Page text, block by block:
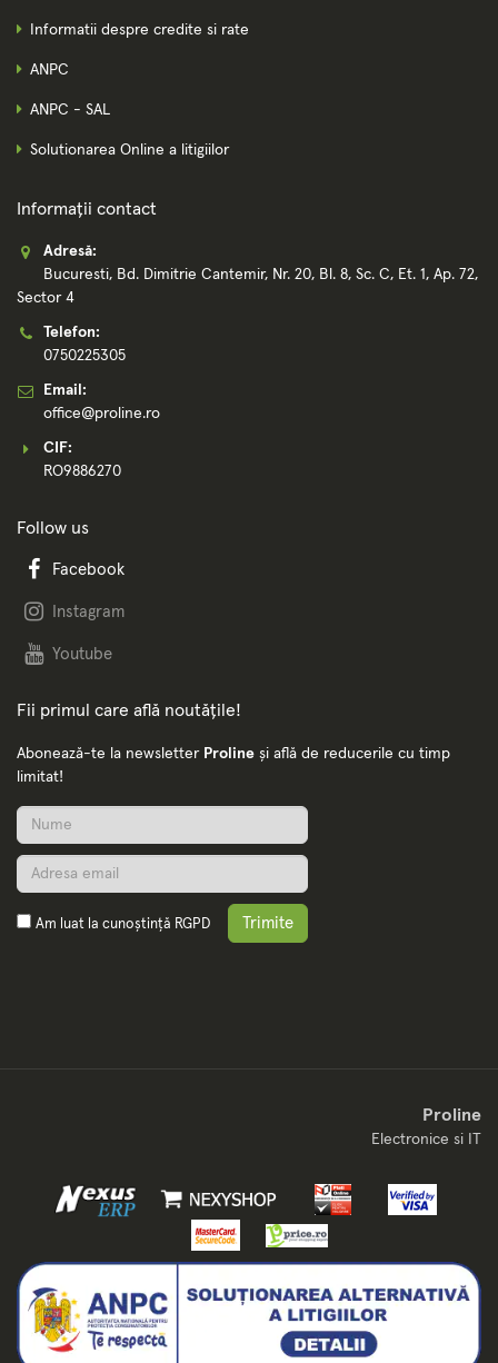
Informatii despre credite si rate
ANPC
ANPC - SAL
Solutionarea Online a litigiilor
Informații contact
Adresă:
Bucuresti, Bd. Dimitrie Cantemir, Nr. 20, Bl. 8, Sc. C, Et. 1, Ap. 72,
Sector 4
Telefon:
0750225305
Email:
office@proline.ro
CIF:
RO9886270
Follow us
Facebook
Instagram
Youtube
Fii primul care află noutățile!
Abonează-te la newsletter Proline și află de reducerile cu timp
limitat!
Am luat la cunoștință RGPD Trimite
Proline
Electronice si IT